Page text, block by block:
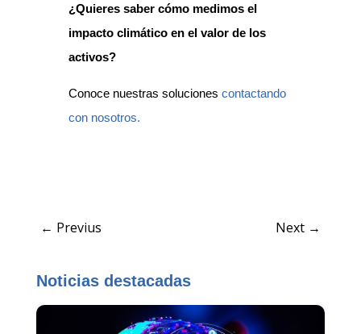
¿Quieres saber cómo medimos el
impacto climático en el valor de los
activos?
Conoce nuestras soluciones contactando
con nosotros.
← Previus Next →
Noticias destacadas